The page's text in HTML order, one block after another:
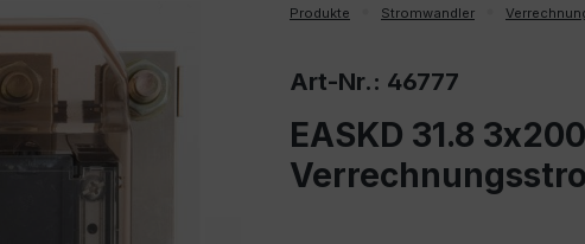
Produkte Stromwandler
Art-Nr.: 46777
EASKD 31.8